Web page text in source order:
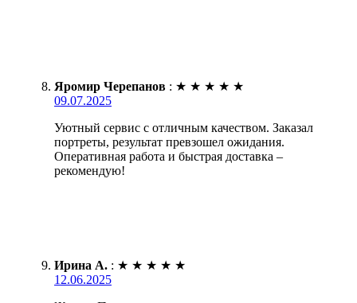
Яромир Черепанов : ★ ★ ★ ★ ★
09.07.2025
Уютный сервис с отличным качеством. Заказал
портреты, результат превзошел ожидания.
Оперативная работа и быстрая доставка –
рекомендую!
Ирина А. : ★ ★ ★ ★ ★
12.06.2025